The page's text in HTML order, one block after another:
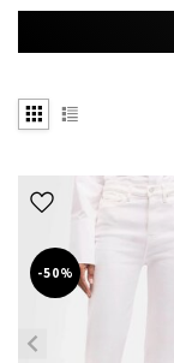
-50%